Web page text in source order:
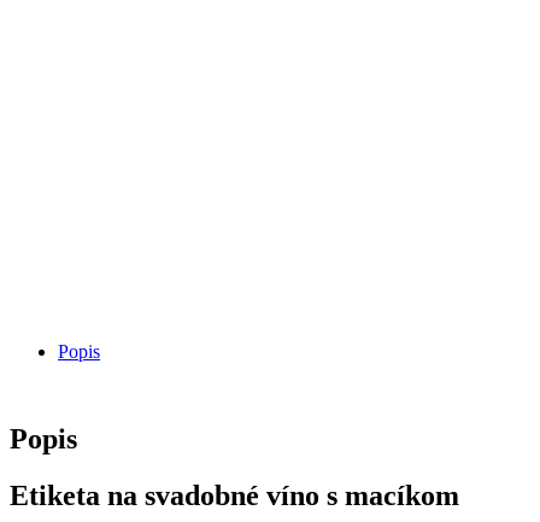
Popis
Popis
Etiketa na svadobné víno s macíkom